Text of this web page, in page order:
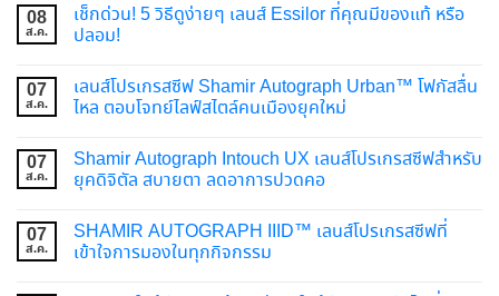
08
ส.ค.
เช็กด่วน! 5 วิธีดูง่ายๆ เลนส์ Essilor ที่คุณมีของแท้ หรือ
ปลอม!
07
ส.ค.
เลนส์โปรเกรสซีฟ Shamir Autograph Urban™ โฟกัสลื่น
ไหล ตอบโจทย์ไลฟ์สไตล์คนเมืองยุคใหม่
07
ส.ค.
Shamir Autograph Intouch UX เลนส์โปรเกรสซีฟสำหรับ
ยุคดิจิตัล สบายตา ลดอาการปวดคอ
07
ส.ค.
SHAMIR AUTOGRAPH IIID™ เลนส์โปรเกรสซีฟที่
เข้าใจการมองในทุกกิจกรรม